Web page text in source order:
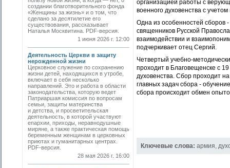
создании благотворительного фонда
«Женщины за жизнь» и о том, что
сделано за десятилетие его
существования, рассказывает
Наталья Москвитина. PDF-версия.
1 июня 2026 г. 12:00
Деятельность Церкви в защиту
нерожденной жизни
Церковное служение по сохранению
жизни детей, находящихся в утробе,
включает в себя несколько
направлений. Это и работа в области
законодательства, которую ведет
Патриаршая комиссия по вопросам
семьи, защиты материнства
и детства, и просветительская
деятельность, в которой участвуют
епархии, приходы, неравнодушные
миряне, а также практическая помощь
беременным женщинам в церковных
приютах и гуманитарных центрах.
PDF-версия.
28 мая 2026 г. 16:00
организацией работы с
военного духовенства с
Одна из особенностей сборов
священников Русской
взаимодействии и
подчеркивает отец Сергий.
Четвертый учебно-
проходит в Благовещенске с
духовенства. Сбор проходит
главных задач сбора -
сбора происходит обмен
Ключевые слова: армия,